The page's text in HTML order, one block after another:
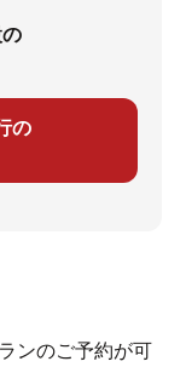
の
ンのご予約が可